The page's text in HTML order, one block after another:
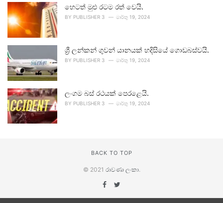
හෙටත් මුළු රටම රත් වෙයි.
BY PUBLISHER 3 මාර්තු 19, 2024
ශ්‍රී ලන්කන් ගුවන් යානයක් හදිසියේ ගොඩබස්වයි.
BY PUBLISHER 3 මාර්තු 19, 2024
ලංගම බස් රථයක් පෙරළෙයි.
BY PUBLISHER 3 මාර්තු 19, 2024
BACK TO TOP
© 2021 රාවණා ලංකා.